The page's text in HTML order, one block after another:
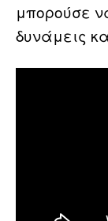
μπορούσε
δυνάμεις